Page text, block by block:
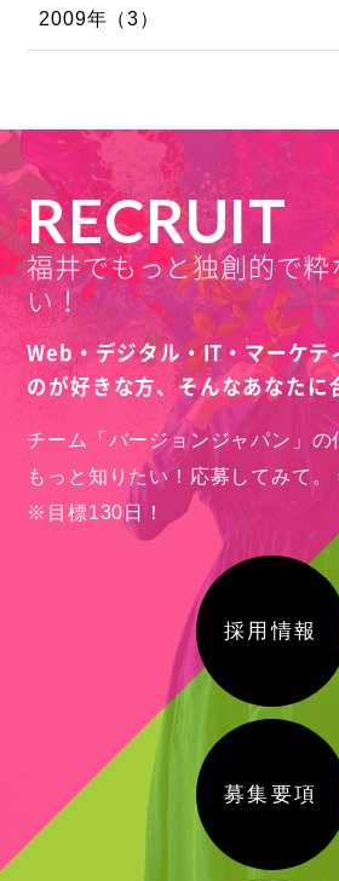
2009年（3）
RECRUIT
福井でもっと独創的で粋
い！
Web・デジタル・IT・マーケ
のが好きな方、そんなあなたに
チーム「バージョンジャパン」の
もっと知りたい！応募してみて。
※目標130日！
採用情報
募集要項